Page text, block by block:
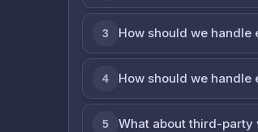
3 How should we
4 How should we handle
5 What about third-party